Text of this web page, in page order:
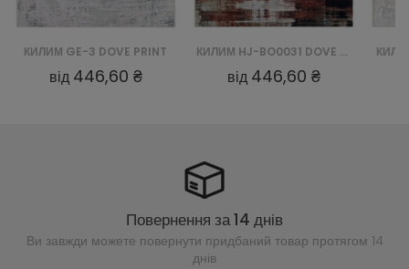
КИЛИМ GE-3 DOVE PRINT
від446,60 ₴
КИЛИМ HJ-BO0031 DOVE PRINT
від446,60 ₴
КИЛИМ
Повернення за 14 днів
Ви завжди можете повернути придбаний товар протягом 14
днів